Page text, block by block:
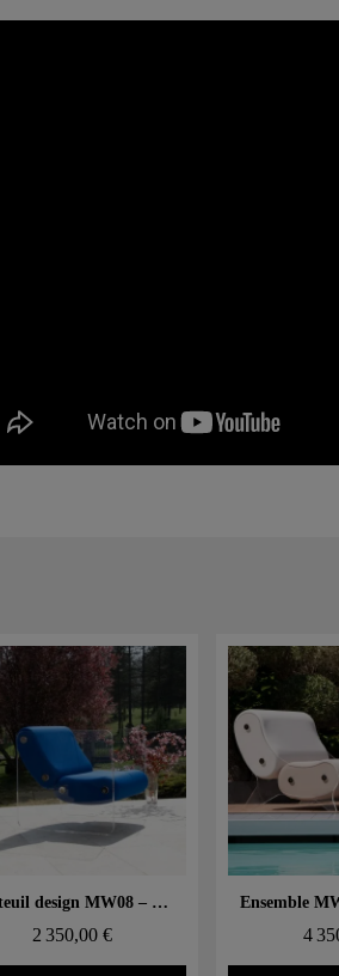
Aperçu rapide Fauteuil design MW08 – Parois en PMMA coulé, assise en mousse alvéolaire
2 350,00 € 4